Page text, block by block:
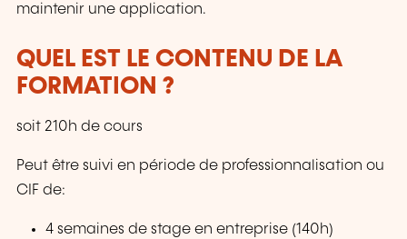
maintenir une application.
QUEL EST LE CONTENU DE LA
FORMATION ?
soit 210h de cours
Peut être suivi en période de professionnalisation ou
CIF de:
4 semaines de stage en entreprise (140h)